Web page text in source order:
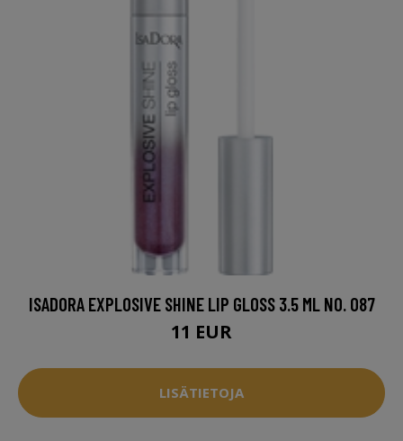
ISADORA EXPLOSIVE SHINE LIP GLOSS 3.5 ML NO. 087
11 EUR
LISÄTIETOJA